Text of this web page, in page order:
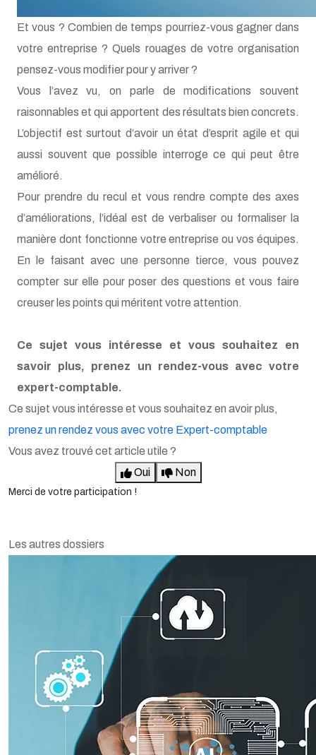
votre entreprise ? Quels rouages de votre organisation
pensez-vous modifier pour y arriver ?
Vous l’avez vu, on parle de modifications souvent
raisonnables et qui apportent des résultats bien concrets.
L’objectif est surtout d’avoir un état d’esprit agile et qui
aussi souvent que possible interroge ce qui peut être
amélioré.
Pour prendre du recul et vous rendre compte des axes
d’améliorations, l’idéal est de verbaliser ou formaliser la
manière dont fonctionne votre entreprise ou vos équipes.
En le faisant avec une personne tierce, vous pouvez
compter sur elle pour poser des questions et vous faire
creuser les points qui méritent votre attention.
savoir plus, prenez un rendez-vous avec votre
expert-comptable.
Ce sujet vous intéresse et vous souhaitez en avoir plus,
prenez un rendez vous avec votre Expert-comptable
Vous avez trouvé cet article utile ?
Oui
Non
Merci de votre participation !